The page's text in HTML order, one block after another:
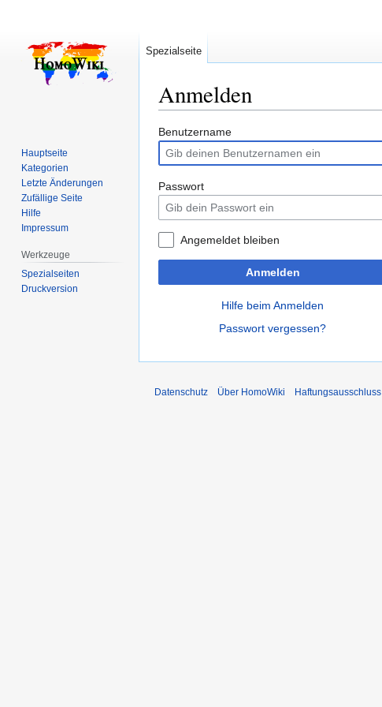
Anmelden
Zur
Navigation
springen
Zur
Suche
springen
Benutzername
Passwort
Angemeldet bleiben
Anmelden
Hilfe beim Anmelden
Passwort vergessen?
Spezialseite
Hauptseite
Kategorien
Letzte Änderungen
Zufällige Seite
Hilfe
Impressum
Werkzeuge
Spezialseiten
Druckversion
Datenschutz Über HomoWiki Haftungsausschluss